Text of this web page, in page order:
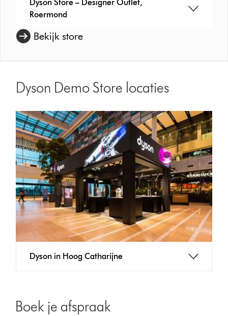
Dyson Store – Designer Outlet,
Roermond
Bekijk store
Dyson Demo Store locaties
Dyson in Hoog Catharijne
Boek je afspraak